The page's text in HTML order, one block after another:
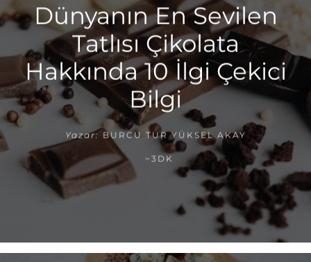
Dünyanın En Sevilen
Tatlısı Çikolata
Hakkında 10 İlgi Çekici
Bilgi
Yazar: BURCU TUR YÜKSEL AKAY
~3DK